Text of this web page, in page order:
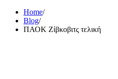
Home
Blog
ΠΑΟΚ Ζίβκοβιτς τελική